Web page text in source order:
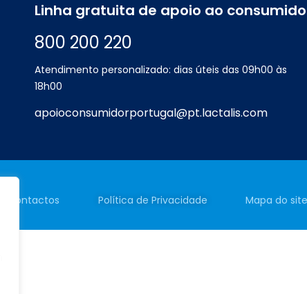
Linha gratuita de apoio ao
800 200 220
Atendimento personalizado: dias úteis das 09h00 às
18h00
apoioconsumidorportugal@pt.lactalis.com
Contactos Política de Privacidade Mapa do site